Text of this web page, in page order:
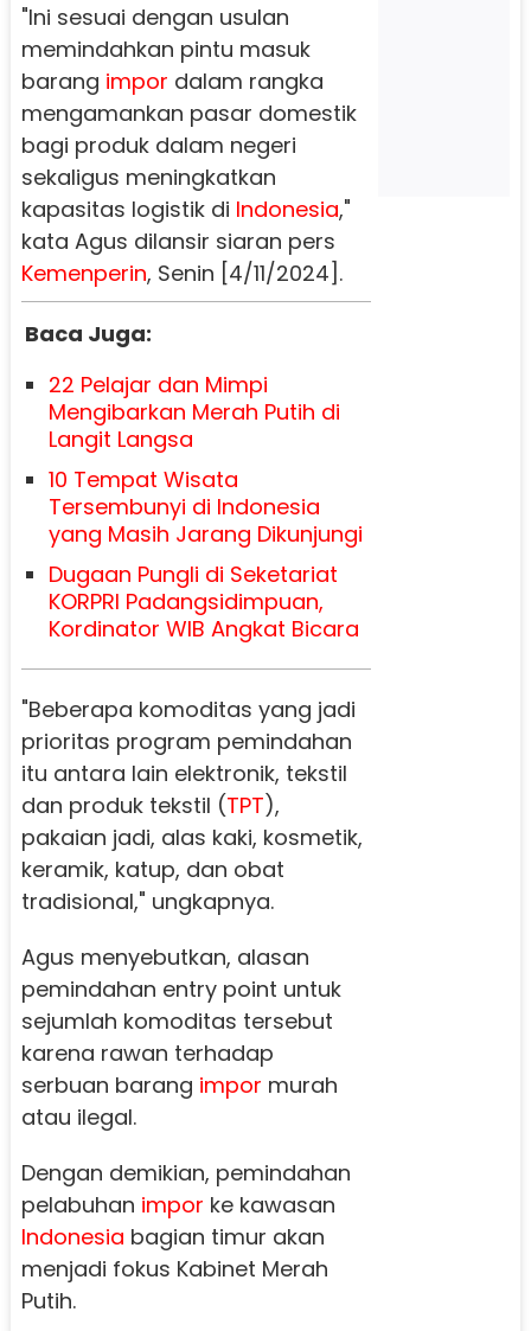
"Ini sesuai dengan usulan
memindahkan pintu masuk
barang impor dalam rangka
mengamankan pasar domestik
bagi produk dalam negeri
sekaligus meningkatkan
kapasitas logistik di Indonesia,"
kata Agus dilansir siaran pers
Kemenperin, Senin [4/11/2024].
Baca Juga:
22 Pelajar dan Mimpi
Mengibarkan Merah Putih di
Langit Langsa
10 Tempat Wisata
Tersembunyi di Indonesia
yang Masih Jarang Dikunjungi
Dugaan Pungli di Seketariat
KORPRI Padangsidimpuan,
Kordinator WIB Angkat Bicara
"Beberapa komoditas yang jadi
prioritas program pemindahan
itu antara lain elektronik, tekstil
dan produk tekstil (TPT),
pakaian jadi, alas kaki, kosmetik,
keramik, katup, dan obat
tradisional," ungkapnya.
Agus menyebutkan, alasan
pemindahan entry point untuk
sejumlah komoditas tersebut
karena rawan terhadap
serbuan barang impor murah
atau ilegal.
Dengan demikian, pemindahan
pelabuhan impor ke kawasan
Indonesia bagian timur akan
menjadi fokus Kabinet Merah
Putih.